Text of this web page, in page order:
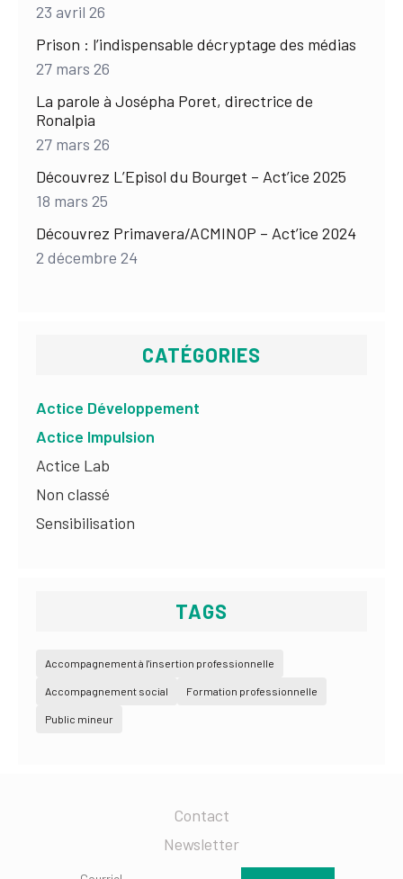
23 avril 26
Prison : l’indispensable décryptage des médias
27 mars 26
La parole à Josépha Poret, directrice de
Ronalpia
27 mars 26
Découvrez L’Episol du Bourget – Act’ice 2025
18 mars 25
Découvrez Primavera/ACMINOP – Act’ice 2024
2 décembre 24
CATÉGORIES
Actice Développement
Actice Impulsion
Actice Lab
Non classé
Sensibilisation
TAGS
Accompagnement à l'insertion professionnelle
Accompagnement social Formation professionnelle
Public mineur
Contact
Newsletter